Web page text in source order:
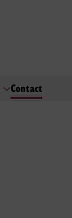
Contact